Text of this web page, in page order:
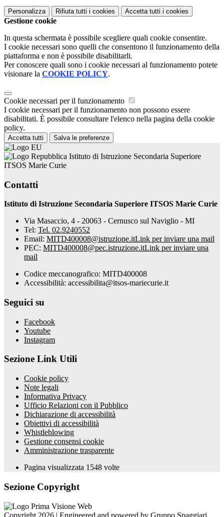
Personalizza Rifiuta tutti i cookies Accetta tutti i cookies
Gestione cookie
In questa schermata è possibile scegliere quali cookie consentire.
I cookie necessari sono quelli che consentono il funzionamento della
piattaforma e non è possibile disabilitarli.
Per conoscere quali sono i cookie necessari al funzionamento potete
visionare la COOKIE POLICY.
Cookie necessari per il funzionamento
I cookie necessari per il funzionamento non possono essere
disabilitati. È possibile consultare l'elenco nella pagina della cookie
policy.
Accetta tutti Salva le preferenze
Istituto di Istruzione Secondaria Superiore
ITSOS Marie Curie
Contatti
Istituto di Istruzione Secondaria Superiore ITSOS Marie Curie
Via Masaccio, 4 - 20063 - Cernusco sul Naviglio - MI
Tel: Tel. 02.9240552
Email: MITD400008@istruzione.itLink per inviare una mail
PEC: MITD400008@pec.istruzione.itLink per inviare una
mail
Codice meccanografico: MITD400008
Accessibilità: accessibilita@itsos-mariecurie.it
Seguici su
Facebook
Youtube
Instagram
Sezione Link Utili
Cookie policy
Note legali
Informativa Privacy
Ufficio Relazioni con il Pubblico
Dichiarazione di accessibilità
Obiettivi di accessibilità
Whistleblowing
Gestione consensi cookie
Amministrazione trasparente
Pagina visualizzata 1548 volte
Sezione Copyright
Copyright 2026 | Engineered and powered by Gruppo Spaggiari